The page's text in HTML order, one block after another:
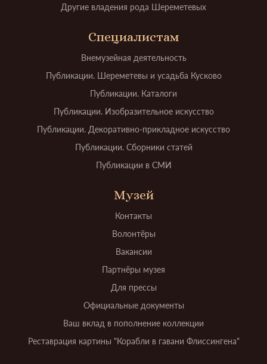
Другие владения рода Шереметевых
Специалистам
Внемузейная деятельность
Публикации. Шереметевы и усадьба Кусково
Публикации. Каталоги
Публикации. Изобразительное искусство
Публикации. Декоративно-прикладное искусство
Публикации. Сборники статей
Публикации в СМИ
Музей
Контакты
Волонтёры
Вакансии
Партнёры музея
Для прессы
Официальные документы
Ваш вклад в пополнение коллекции
Реставрация картины "Корабли в гавани Флиссингена"